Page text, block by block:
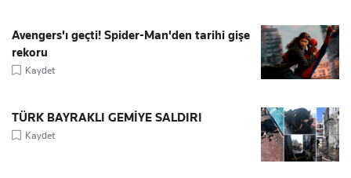
Avengers'ı geçti! Spider-Man'den tarihi gişe
rekoru
Kaydet
TÜRK BAYRAKLI GEMİYE SALDIRI
Kaydet